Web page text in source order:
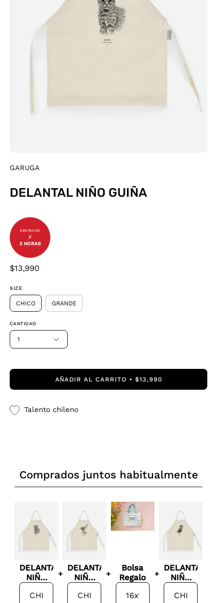
GARUGA
DELANTAL NIÑO GUIÑA
⚡
3 HORAS
$13,990
SIZE
CHICO GRANDE
CANTIDAD
1
AÑADIR AL CARRITO $13,990
Talento chileno
Comprados juntos habitualmente
DELANTAL
NIÑO
+
DELANTAL
NIÑO
PICAFLOR
+
Bolsa
Regalo
+
DELANTAL
NIÑO
MARTIN
PESCADOR